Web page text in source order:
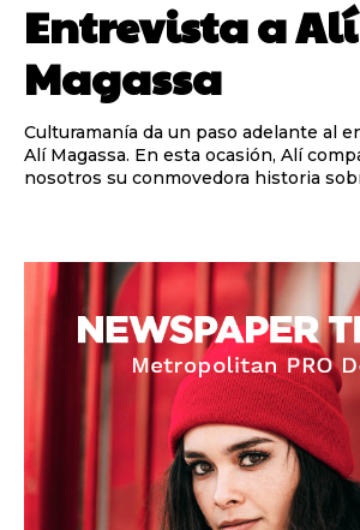
Entrevista a Alí
Magassa
Culturamanía da un paso adelante al
Alí Magassa. En esta ocasión, Alí
nosotros su conmovedora historia